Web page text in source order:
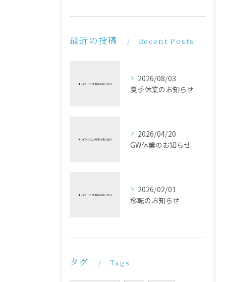
最近の投稿 Recent Posts
2026/08/03
夏季休業のお知らせ
2026/04/20
GW休業のお知らせ
2026/02/01
移転のお知らせ
タグ Tags